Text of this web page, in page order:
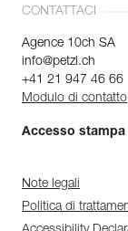
CONTATTACI
Agence 10ch SA
info@petzl.ch
+41 21 947 46 66
Modulo di contatto
Accesso stampa
Note legali
Politica di